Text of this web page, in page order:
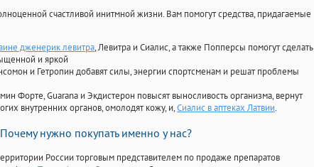
счастливой инитмной жизни. Вам помогут средства, придагаемые
дженерик левитра, Левитра и Сиалис, а также Попперсы помогут сделать
и яркой
и Гетропин добавят силы, энергии спортсменам и решат проблемы
Форте, Guarana и Экдистерон повысят выносливость организма, вернут
внутренних органов, омолодят кожу, и,Сиалис в аптеках Латвии.
нужно покупать именно у нас?
России торговым представителем по продаже препаратов